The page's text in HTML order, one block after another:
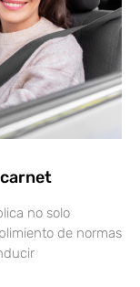
no solo
de normas